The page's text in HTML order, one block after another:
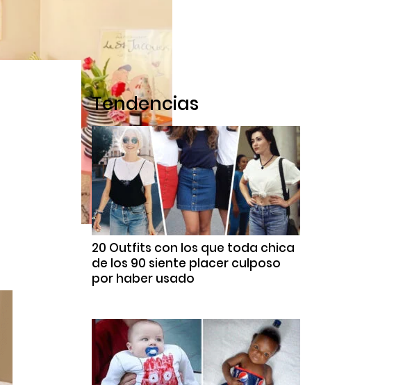
Tendencias
20 Outfits con los que toda chica
de los 90 siente placer culposo
por haber usado